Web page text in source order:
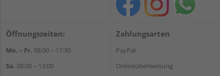
Öffnungszeiten:
Mo. – Fr. 08:00 – 17:30
Sa. 08:00 – 13:00
Zahlungsarten
PayPal
Onlineüberweisung